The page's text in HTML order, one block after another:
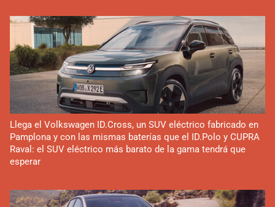
Llega el Volkswagen ID.Cross, un SUV eléctrico fabricado en
Pamplona y con las mismas baterías que el ID.Polo y CUPRA
Raval: el SUV eléctrico más barato de la gama tendrá que
esperar